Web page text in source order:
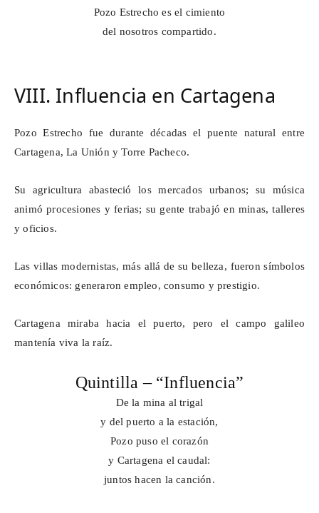
Pozo Estrecho es el cimiento
del nosotros compartido.
VIII. Influencia en Cartagena
Pozo Estrecho fue durante décadas el puente natural entre
Cartagena, La Unión y Torre Pacheco.
Su agricultura abasteció los mercados urbanos; su música
animó procesiones y ferias; su gente trabajó en minas, talleres
y oficios.
Las villas modernistas, más allá de su belleza, fueron símbolos
económicos: generaron empleo, consumo y prestigio.
Cartagena miraba hacia el puerto, pero el campo galileo
mantenía viva la raíz.
Quintilla – “Influencia”
De la mina al trigal
y del puerto a la estación,
Pozo puso el corazón
y Cartagena el caudal:
juntos hacen la canción.